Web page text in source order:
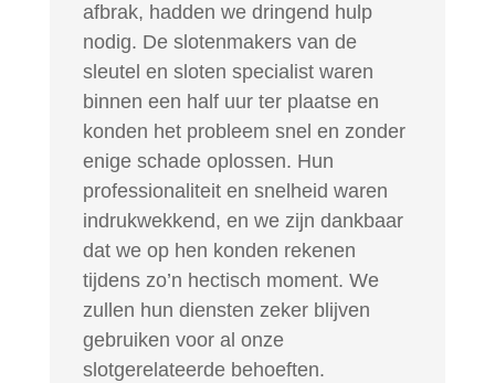
afbrak, hadden we dringend hulp
nodig. De slotenmakers van de
sleutel en sloten specialist waren
binnen een half uur ter plaatse en
konden het probleem snel en zonder
enige schade oplossen. Hun
professionaliteit en snelheid waren
indrukwekkend, en we zijn dankbaar
dat we op hen konden rekenen
tijdens zo’n hectisch moment. We
zullen hun diensten zeker blijven
gebruiken voor al onze
slotgerelateerde behoeften.